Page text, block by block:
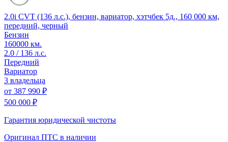
2.0i CVT (136 л.с.), бензин, вариатор, хэтчбек 5д., 160 000 км,
передний, черный
Бензин
160000 км.
2.0 / 136 л.с.
Передний
Вариатор
3 владельца
от 387 990 ₽
500 000 ₽
Гарантия юридической чистоты
Оригинал ПТС в наличии